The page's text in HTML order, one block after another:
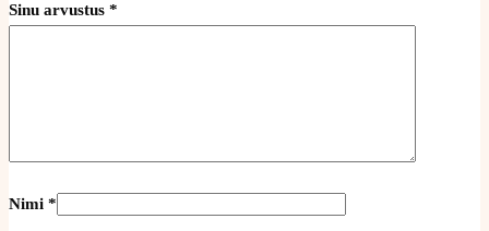
Sinu arvustus *
Nimi *